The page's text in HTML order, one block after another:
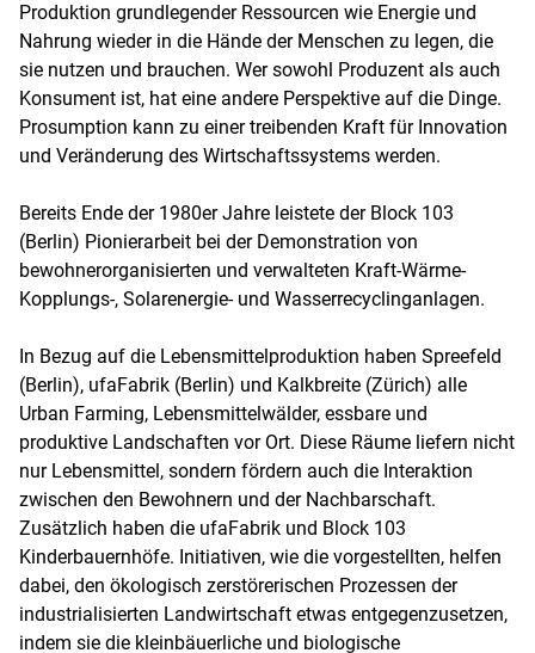
Produktion grundlegender Ressourcen wie Energie und
Nahrung wieder in die Hände der Menschen zu legen, die
sie nutzen und brauchen. Wer sowohl Produzent als auch
Konsument ist, hat eine andere Perspektive auf die Dinge.
Prosumption kann zu einer treibenden Kraft für Innovation
und Veränderung des Wirtschaftssystems werden.
Bereits Ende der 1980er Jahre leistete der Block 103
(Berlin) Pionierarbeit bei der Demonstration von
bewohnerorganisierten und verwalteten Kraft-Wärme-
Kopplungs-, Solarenergie- und Wasserrecyclinganlagen.
In Bezug auf die Lebensmittelproduktion haben Spreefeld
(Berlin), ufaFabrik (Berlin) und Kalkbreite (Zürich) alle
Urban Farming, Lebensmittelwälder, essbare und
produktive Landschaften vor Ort. Diese Räume liefern nicht
nur Lebensmittel, sondern fördern auch die Interaktion
zwischen den Bewohnern und der Nachbarschaft.
Zusätzlich haben die ufaFabrik und Block 103
Kinderbauernhöfe. Initiativen, wie die vorgestellten, helfen
dabei, den ökologisch zerstörerischen Prozessen der
industrialisierten Landwirtschaft etwas entgegenzusetzen,
indem sie die kleinbäuerliche und biologische